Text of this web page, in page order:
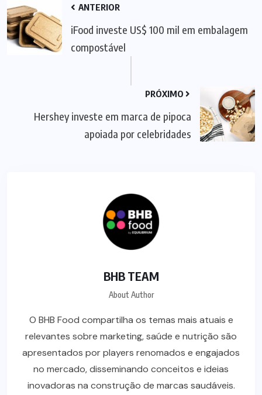
ANTERIOR
iFood investe US$ 100 mil em embalagem
compostável
PRÓXIMO
Hershey investe em marca de pipoca
apoiada por celebridades
BHB TEAM
About Author
O BHB Food compartilha os temas mais atuais e
relevantes sobre marketing, saúde e nutrição são
apresentados por players renomados e engajados
no mercado, disseminando conceitos e ideias
inovadoras na construção de marcas saudáveis.